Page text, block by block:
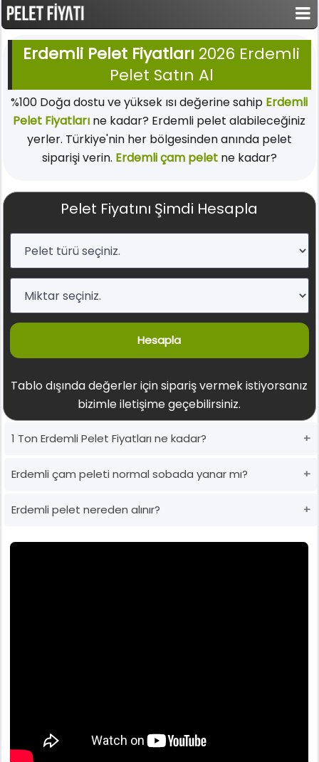
Erdemli Pelet Fiyatları 2026 Erdemli
Pelet Satın Al
%100 Doğa dostu ve yüksek ısı değerine sahip Erdemli
Pelet Fiyatları ne kadar? Erdemli pelet alabileceğiniz
yerler. Türkiye'nin her bölgesinden anında pelet
siparişi verin. Erdemli çam peletne kadar?
Pelet Fiyatını Şimdi Hesapla
Hesapla
Tablo dışında değerler için sipariş vermek istiyorsanız
bizimle iletişime geçebilirsiniz.
1 Ton Erdemli Pelet Fiyatları ne kadar?
Erdemli çam peleti normal sobada yanar mı?
Erdemli pelet nereden alınır?